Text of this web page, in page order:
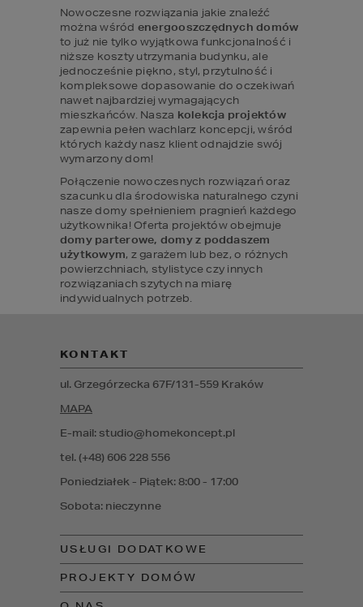
Nowoczesne rozwiązania jakie znaleźć
można wśród energooszczędnych domów
to już nie tylko wyjątkowa funkcjonalność i
niższe koszty utrzymania budynku, ale
jednocześnie piękno, styl, przytulność i
kompleksowe dopasowanie do oczekiwań
nawet najbardziej wymagających
mieszkańców. Nasza kolekcja projektów
zapewnia pełen wachlarz koncepcji, wśród
których każdy nasz klient odnajdzie swój
wymarzony dom!
Połączenie nowoczesnych rozwiązań oraz
szacunku dla środowiska naturalnego czyni
nasze domy spełnieniem pragnień każdego
domy parterowe, domy z poddaszem
użytkowym, z garażem lub bez, o różnych
powierzchniach, stylistyce czy innych
rozwiązaniach szytych na miarę
indywidualnych potrzeb.
USŁUGI DODATKOWE
PROJEKTY DOMÓW
Poniedziałek - Piątek: 8:00 - 17:00
Sobota: nieczynne
KONTAKT
E-mail: studio@homekoncept.pl
tel. (+48) 606 228 556
ul. Grzegórzecka 67F/131-559 Kraków
MAPA